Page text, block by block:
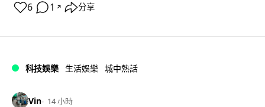
6 1 ↗ 分享
科技娛樂 生活娛樂 城中熱話
Vin 14 小時